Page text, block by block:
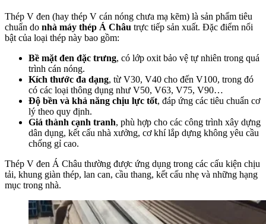
Thép V đen (hay thép V cán nóng chưa mạ kẽm) là sản phẩm tiêu
chuẩn do nhà máy thép Á Châu trực tiếp sản xuất. Đặc điểm nổi
bật của loại thép này bao gồm:
Bề mặt đen đặc trưng, có lớp oxit bảo vệ tự nhiên trong quá
trình cán nóng.
Kích thước đa dạng, từ V30, V40 cho đến V100, trong đó
có các loại thông dụng như V50, V63, V75, V90…
Độ bền và khả năng chịu lực tốt, đáp ứng các tiêu chuẩn cơ
lý theo quy định.
Giá thành cạnh tranh, phù hợp cho các công trình xây dựng
dân dụng, kết cấu nhà xưởng, cơ khí lắp dựng không yêu cầu
chống gỉ cao.
Thép V đen Á Châu thường được ứng dụng trong các cấu kiện chịu
tải, khung giàn thép, lan can, cầu thang, kết cấu nhẹ và những hạng
mục trong nhà.